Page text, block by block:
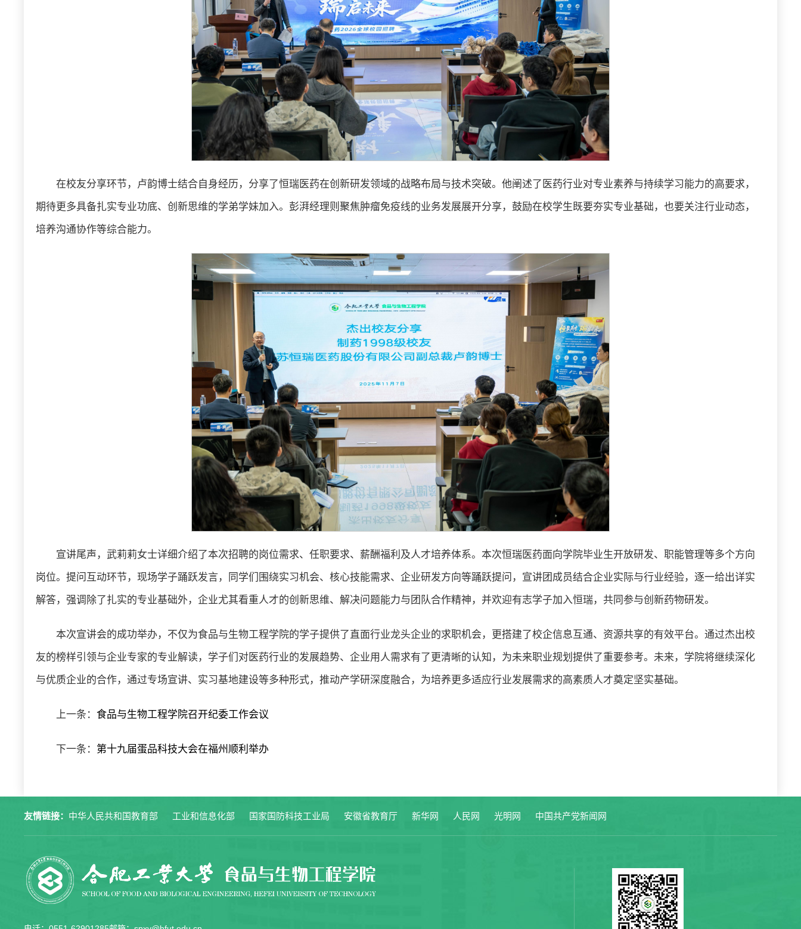
在校友分享环节，卢韵博士结合自身经历，分享了恒瑞医药在创新研发领域的战略布局与技术突破。他阐述了医药行业对专业素养与持续学习能力的高要求，
期待更多具备扎实专业功底、创新思维的学弟学妹加入。彭湃经理则聚焦肿瘤免疫线的业务发展展开分享，鼓励在校学生既要夯实专业基础，也要关注行业动态，
培养沟通协作等综合能力。
宣讲尾声，武莉莉女士详细介绍了本次招聘的岗位需求、任职要求、薪酬福利及人才培养体系。本次恒瑞医药面向学院毕业生开放研发、职能管理等多个方向
岗位。提问互动环节，现场学子踊跃发言，同学们围绕实习机会、核心技能需求、企业研发方向等踊跃提问，宣讲团成员结合企业实际与行业经验，逐一给出详实
解答，强调除了扎实的专业基础外，企业尤其看重人才的创新思维、解决问题能力与团队合作精神，并欢迎有志学子加入恒瑞，共同参与创新药物研发。
本次宣讲会的成功举办，不仅为食品与生物工程学院的学子提供了直面行业龙头企业的求职机会，更搭建了校企信息互通、资源共享的有效平台。通过杰出校
友的榜样引领与企业专家的专业解读，学子们对医药行业的发展趋势、企业用人需求有了更清晰的认知，为未来职业规划提供了重要参考。未来，学院将继续深化
与优质企业的合作，通过专场宣讲、实习基地建设等多种形式，推动产学研深度融合，为培养更多适应行业发展需求的高素质人才奠定坚实基础。
上一条：食品与生物工程学院召开纪委工作会议
下一条： 第十九届蛋品科技大会在福州顺利举办
友情链接： 中华人民共和国教育部 工业和信息化部 国家国防科技工业局 安徽省教育厅 新华网 人民网 光明网 中国共产党新闻网